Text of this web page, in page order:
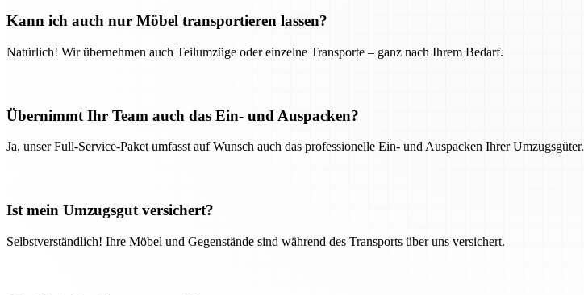
Kann ich auch nur Möbel transportieren lassen?
Natürlich! Wir übernehmen auch Teilumzüge oder einzelne Transporte – ganz nach Ihrem Bedarf.
Übernimmt Ihr Team auch das Ein- und Auspacken?
Ja, unser Full-Service-Paket umfasst auf Wunsch auch das professionelle Ein- und Auspacken Ihrer Umzugsgüter.
Ist mein Umzugsgut versichert?
Selbstverständlich! Ihre Möbel und Gegenstände sind während des Transports über uns versichert.